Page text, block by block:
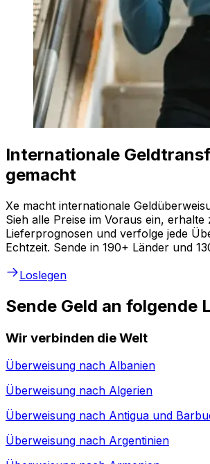
Internationale
gemacht
Xe macht internationale
Sieh alle Preise im Voraus ein, erhalte
Lieferprognosen und verfolge jede
Echtzeit. Sende in 190+ Länder und
Loslegen
Sende Geld an folgende
Wir verbinden die Welt
Überweisung nach Albanien
Überweisung nach Algerien
Überweisung nach Antigua und
Überweisung nach Argentinien